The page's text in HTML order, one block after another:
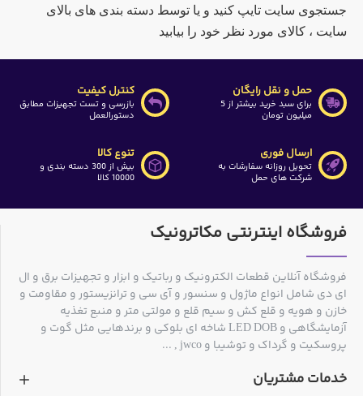
جستجوی سایت تایپ کنید و یا توسط دسته بندی های بالای
سایت ، کالای مورد نظر خود را بیابید
حمل و نقل رایگان
برای سبد خرید بیشتر از 5
میلیون تومان
کنترل کیفیت
بازرسی و تست تجهیزات مطابق
دستورالعمل
ارسال فوری
تحویل روزانه سفارشات به
شرکت های حمل
تنوع کالا
بیش از 300 دسته بندی و
10000 کالا
فروشگاه اینترنتی مکاترونیک
فروشگاه آنلاین قطعات الکترونیک و رباتیک و ابزار و تجهیزات برق و ال
ای دی شامل انواع ماژول و سنسور و آی سی و ترانزیستور و مقاومت و
خازن و هویه و قلع کش و سیم قلع و مولتی متر و منبع تغذیه
آزمایشگاهی و LED DOB شاخه ای بلوکی و برندهایی مثل گوت و
پروسکیت و گرداک و توشیبا و jwco , ...
خدمات مشتریان